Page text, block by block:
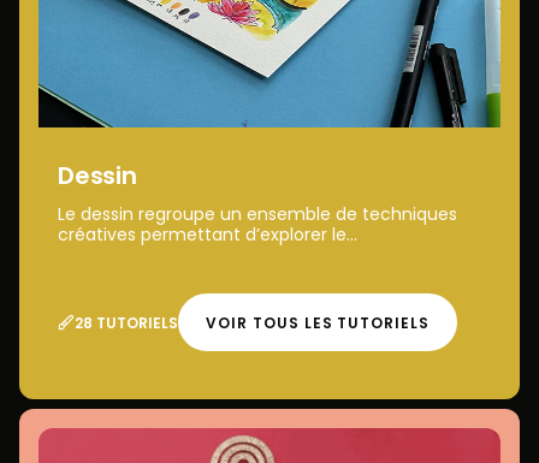
Dessin
Le dessin regroupe un ensemble de techniques
créatives permettant d’explorer le...
28 TUTORIELS VOIR TOUS LES TUTORIELS